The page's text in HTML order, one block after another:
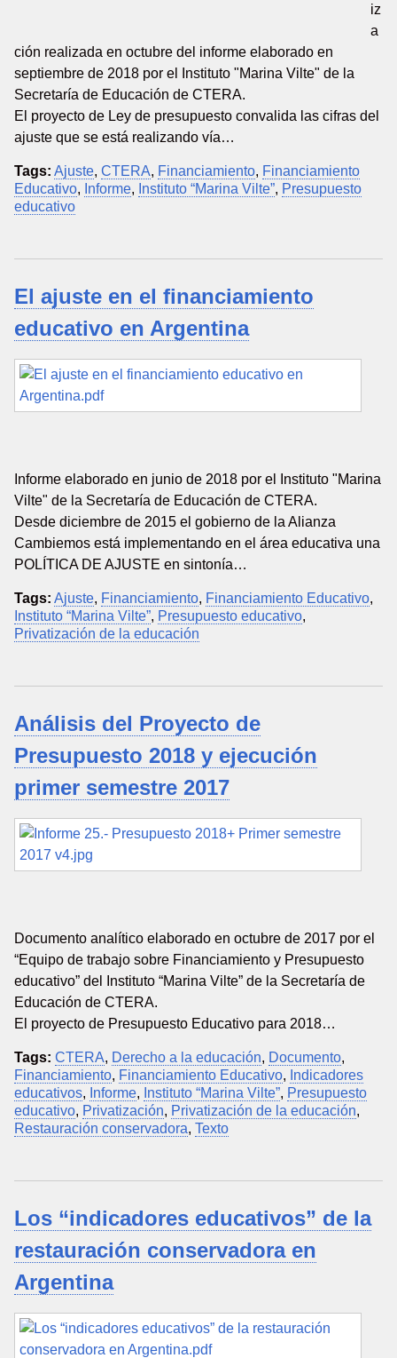
iz
a
ción realizada en octubre del informe elaborado en
septiembre de 2018 por el Instituto "Marina Vilte" de la
Secretaría de Educación de CTERA.
El proyecto de Ley de presupuesto convalida las cifras del
ajuste que se está realizando vía…
Tags: Ajuste, CTERA, Financiamiento, Financiamiento
Educativo, Informe, Instituto “Marina Vilte”, Presupuesto
educativo
El ajuste en el financiamiento
educativo en Argentina
Informe elaborado en junio de 2018 por el Instituto "Marina
Vilte" de la Secretaría de Educación de CTERA.
Desde diciembre de 2015 el gobierno de la Alianza
Cambiemos está implementando en el área educativa una
POLÍTICA DE AJUSTE en sintonía…
Tags: Ajuste, Financiamiento, Financiamiento Educativo,
Instituto “Marina Vilte”, Presupuesto educativo,
Privatización de la educación
Análisis del Proyecto de
Presupuesto 2018 y ejecución
primer semestre 2017
Documento analítico elaborado en octubre de 2017 por el
“Equipo de trabajo sobre Financiamiento y Presupuesto
educativo” del Instituto “Marina Vilte” de la Secretaría de
Educación de CTERA.
El proyecto de Presupuesto Educativo para 2018…
Tags: CTERA, Derecho a la educación, Documento,
Financiamiento, Financiamiento Educativo, Indicadores
educativos, Informe, Instituto “Marina Vilte”, Presupuesto
educativo, Privatización, Privatización de la educación,
Restauración conservadora, Texto
Los “indicadores educativos” de la
restauración conservadora en
Argentina